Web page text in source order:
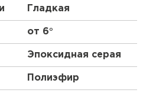
позволяет избежать
Гладкая
от 6°
Эпоксидная серая
Полиэфир